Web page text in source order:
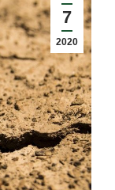
7
2020